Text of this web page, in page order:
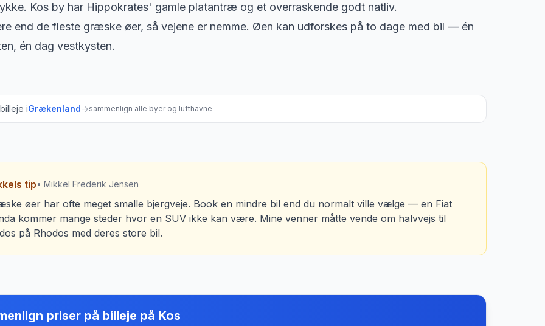
Kos by har Hippokrates' gamle platantræ og et overraskende godt natliv.
end de fleste græske øer, så vejene er nemme. Øen kan udforskes på to dage med bil — én
én dag vestkysten.
iGrækenland→sammenlign alle byer og lufthavne
tip• Mikkel Frederik Jensen
øer har ofte meget smalle bjergveje. Book en mindre bil end du normalt ville vælge — en Fiat
kommer mange steder hvor en SUV ikke kan være. Mine venner måtte vende om halvvejs til
på Rhodos med deres store bil.
priser på billeje på Kos